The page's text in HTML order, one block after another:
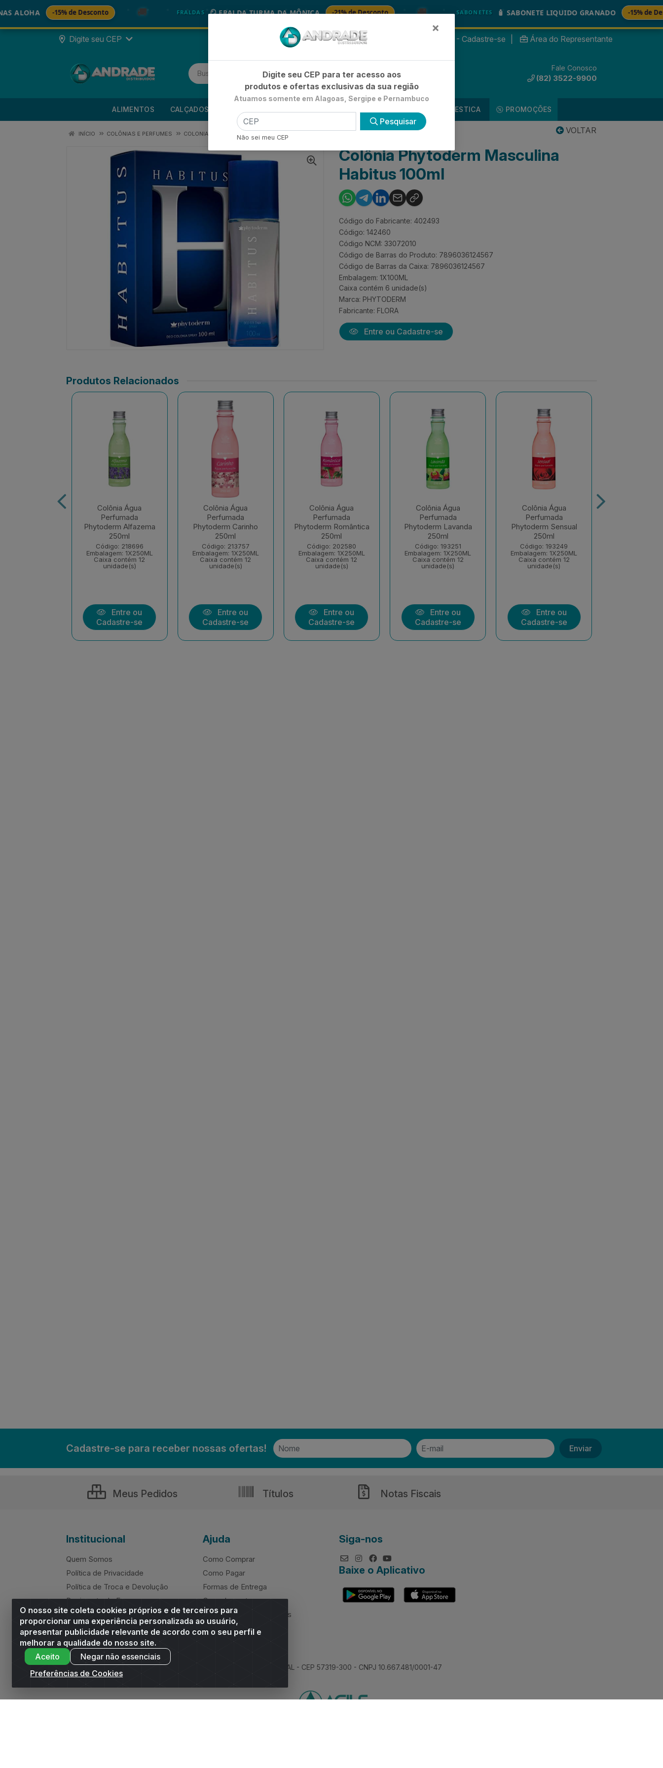
-15% de Desconto 🚚 FRALDAS 🪞 FRALDA TURMA DA MÔNICA -21% de Desconto 🚚 SABONETES 🧴 SABONETE LIQUIDO GRANADO -15% de Desconto
Digite seu CEP Já é cliente? - Entrar Não é cliente? - Cadastre-se Área do Representante
Fale Conosco
(82) 3522-9900
ALIMENTOS CALÇADOS UTILIDADE DOMESTICA PROMOÇÕES
VOLTAR
INÍCIO COLÔNIAS E PERFUMES COLONIA PERFUMADA ADULTO COLÔNIA PHYTODERM MASCULINA HABITUS 100ML
Colônia Phytoderm Masculina
Habitus 100ml
Código do Fabricante: 402493
Código: 142460
Código NCM: 33072010
Código de Barras do Produto: 7896036124567
Código de Barras da Caixa: 7896036124567
Embalagem: 1X100ML
Caixa contém 6 unidade(s)
Marca: PHYTODERM
Fabricante: FLORA
Entre ou Cadastre-se
Produtos Relacionados
Colônia Água
Perfumada
Phytoderm Alfazema
250ml
Código: 218696
Embalagem: 1X250ML
Caixa contém 12
unidade(s)
Entre ou
Cadastre-se
Colônia Água
Perfumada
Phytoderm Carinho
250ml
Código: 213757
Embalagem: 1X250ML
Caixa contém 12
unidade(s)
Entre ou
Cadastre-se
Colônia Água
Perfumada
Phytoderm Romântica
250ml
Código: 202580
Embalagem: 1X250ML
Caixa contém 12
unidade(s)
Entre ou
Cadastre-se
Colônia Água
Perfumada
Phytoderm Lavanda
250ml
Código: 193251
Embalagem: 1X250ML
Caixa contém 12
unidade(s)
Entre ou
Cadastre-se
Colônia Água
Perfumada
Phytoderm Sensual
250ml
Código: 193249
Embalagem: 1X250ML
Caixa contém 12
unidade(s)
Entre ou
Cadastre-se
O nosso site coleta cookies próprios e de terceiros para
proporcionar uma experiência personalizada ao usuário,
apresentar publicidade relevante de acordo com o seu perfil e
melhorar a qualidade do nosso site.
Aceito
Negar não essenciais
Preferências de Cookies
Cadastre-se para receber nossas ofertas!
Meus Pedidos Títulos Notas Fiscais
Institucional
Quem Somos
Política de Privacidade
Política de Troca e Devolução
Regimento do E-commerce
Andrade Online
Ajuda
Como Comprar
Como Pagar
Formas de Entrega
Cancelamentos
Ressarcimento de valores
Siga-nos
Baixe o Aplicativo
Andrade Distribuidor - ROD AL 110, n° 1401 - Sitio Moco, Arapiraca/AL - CEP 57319-300 - CNPJ 10.667.481/0001-47
×
Digite seu CEP para ter acesso aos
produtos e ofertas exclusivas da sua região
Atuamos somente em Alagoas, Sergipe e Pernambuco
Pesquisar
Não sei meu CEP